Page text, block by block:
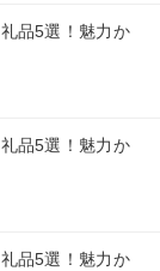
品5選！魅力か
品5選！魅力か
品5選！魅力か